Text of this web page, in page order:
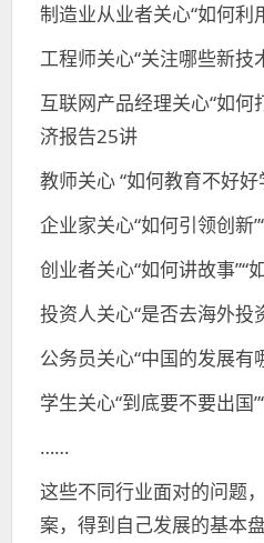
制造业从业者关心“如何利
工程师关心“关注哪些新技
互联网产品经理关心“如何
济报告25讲
教师关心 “如何教育不好好
企业家关心“如何引领创新
创业者关心“如何讲故事”“
投资人关心“是否去海外投
公务员关心“中国的发展有
学生关心“到底要不要出国
……
这些不同行业面对的问题
案，得到自己发展的基本盘